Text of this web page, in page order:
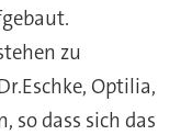
zu
Optilia,
so dass sich das